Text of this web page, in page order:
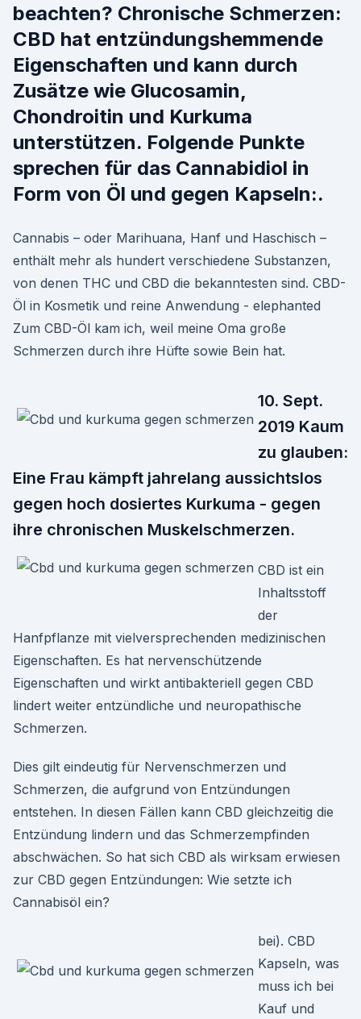
beachten? Chronische Schmerzen:
CBD hat entzündungshemmende
Eigenschaften und kann durch
Zusätze wie Glucosamin,
Chondroitin und Kurkuma
unterstützen. Folgende Punkte
sprechen für das Cannabidiol in
Form von Öl und gegen Kapseln:.
Cannabis – oder Marihuana, Hanf und Haschisch –
enthält mehr als hundert verschiedene Substanzen,
von denen THC und CBD die bekanntesten sind. CBD-
Öl in Kosmetik und reine Anwendung - elephanted
Zum CBD-Öl kam ich, weil meine Oma große
Schmerzen durch ihre Hüfte sowie Bein hat.
10. Sept.
2019 Kaum
zu glauben:
Eine Frau kämpft jahrelang aussichtslos
gegen hoch dosiertes Kurkuma - gegen
ihre chronischen Muskelschmerzen.
CBD ist ein
Inhaltsstoff
der
Hanfpflanze mit vielversprechenden medizinischen
Eigenschaften. Es hat nervenschützende
Eigenschaften und wirkt antibakteriell gegen CBD
lindert weiter entzündliche und neuropathische
Schmerzen.
Dies gilt eindeutig für Nervenschmerzen und
Schmerzen, die aufgrund von Entzündungen
entstehen. In diesen Fällen kann CBD gleichzeitig die
Entzündung lindern und das Schmerzempfinden
abschwächen. So hat sich CBD als wirksam erwiesen
zur CBD gegen Entzündungen: Wie setzte ich
Cannabisöl ein?
bei). CBD
Kapseln, was
muss ich bei
Kauf und